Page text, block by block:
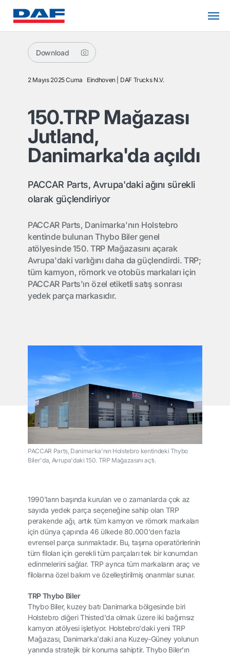
Download
2 Mayıs 2025 Cuma Eindhoven DAF Trucks N.V.
150.TRP Mağazası
Jutland,
Danimarka'da açıldı
PACCAR Parts, Avrupa'daki ağını sürekli
olarak güçlendiriyor
PACCAR Parts, Danimarka'nın Holstebro
kentinde bulunan Thybo Biler genel
atölyesinde 150. TRP Mağazasını açarak
Avrupa'daki varlığını daha da güçlendirdi. TRP;
tüm kamyon, römork ve otobüs markaları için
PACCAR Parts'ın özel etiketli satış sonrası
yedek parça markasıdır.
PACCAR Parts, Danimarka'nın Holstebro kentindeki Thybo
Biler'da, Avrupa'daki 150. TRP Mağazasını açtı.
1990'ların başında kurulan ve o zamanlarda çok az
sayıda yedek parça seçeneğine sahip olan TRP
perakende ağı, artık tüm kamyon ve römork markaları
için dünya çapında 46 ülkede 80.000'den fazla
evrensel parça sunmaktadır. Bu, taşıma operatörlerinin
tüm filoları için gerekli tüm parçaları tek bir konumdan
edinmelerini sağlar. TRP ayrıca tüm markaların araç ve
filolarına özel bakım ve özelleştirilmiş onarımlar sunar.
TRP Thybo Biler
Thybo Biler, kuzey batı Danimarka bölgesinde biri
Holstebro diğeri Thisted'da olmak üzere iki bağımsız
kamyon atölyesi işletiyor. Holstebro'daki yeni TRP
Mağazası, Danimarka'daki ana Kuzey-Güney yolunun
yanında stratejik bir konuma sahiptir. Thybo Biler'ın